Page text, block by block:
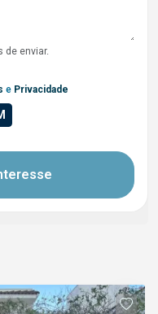
de enviar.
e Privacidade